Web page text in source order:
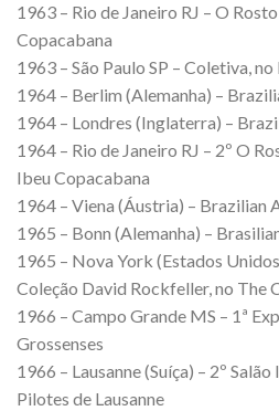
1963 – Rio de Janeiro RJ – O
Copacabana
1963 – São Paulo SP – Coletiva, no
1964 – Berlim (Alemanha) –
1964 – Londres (Inglaterra) –
1964 – Rio de Janeiro RJ – 2º O
Ibeu Copacabana
1964 – Viena (Áustria) – Brazilian
1965 – Bonn (Alemanha) –
1965 – Nova York (Estados
Coleção David Rockfeller, no The
1966 – Campo Grande MS – 1ª
Grossenses
1966 – Lausanne (Suíça) – 2º
Pilotes de Lausanne